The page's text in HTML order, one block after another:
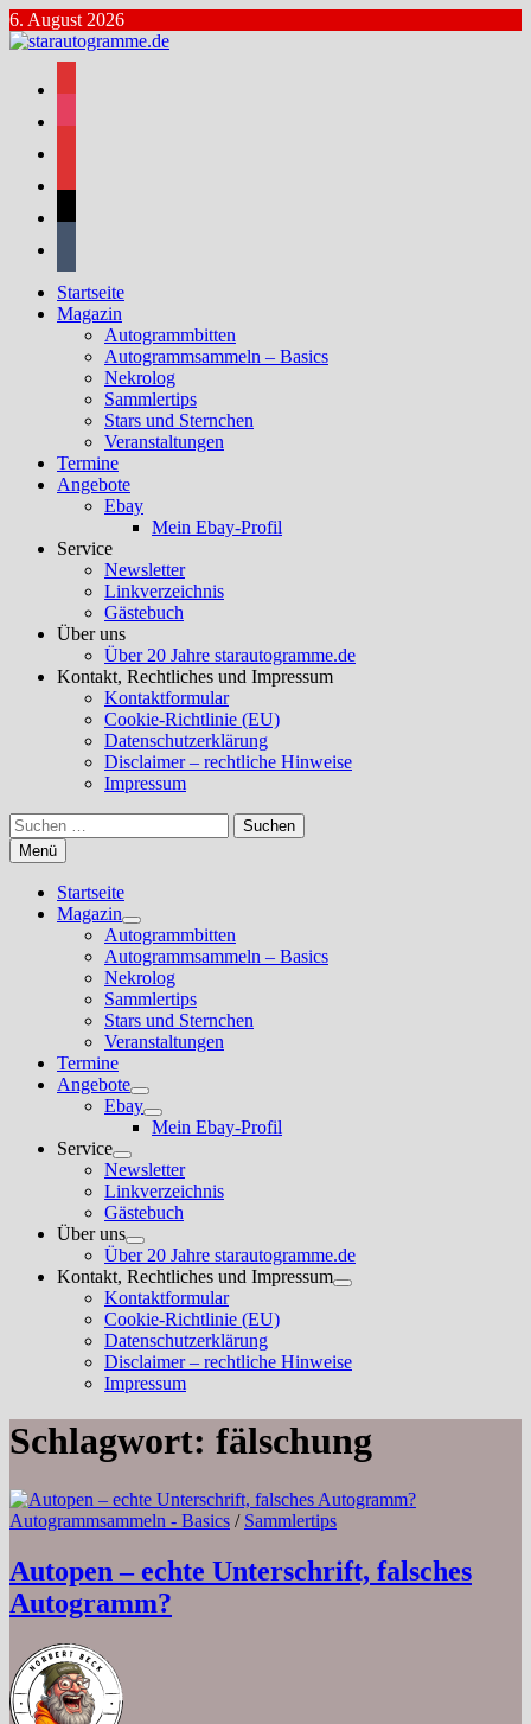
Zum
Inhalt
springen
6. August 2026
Startseite
Magazin
Autogrammbitten
Autogrammsammeln – Basics
Nekrolog
Sammlertips
Stars und Sternchen
Veranstaltungen
Termine
Angebote
Ebay
Mein Ebay-Profil
Service
Newsletter
Linkverzeichnis
Gästebuch
Über uns
Über 20 Jahre starautogramme.de
Kontakt, Rechtliches und Impressum
Kontaktformular
Cookie-Richtlinie (EU)
Datenschutzerklärung
Disclaimer – rechtliche Hinweise
Impressum
Suchen
nach:
Menü
Startseite
Magazin
Untermenü
anzeigen
Autogrammbitten
Autogrammsammeln – Basics
Nekrolog
Sammlertips
Stars und Sternchen
Veranstaltungen
Termine
Angebote
Untermenü
anzeigen
Ebay
Untermenü
anzeigen
Mein Ebay-Profil
Service
Untermenü
anzeigen
Newsletter
Linkverzeichnis
Gästebuch
Über uns
Untermenü
anzeigen
Über 20 Jahre starautogramme.de
Kontakt, Rechtliches und Impressum
Untermenü
Kontaktformular
Cookie-Richtlinie (EU)
Datenschutzerklärung
Disclaimer – rechtliche Hinweise
Impressum
Schlagwort: fälschung
Autogrammsammeln - Basics / Sammlertips
Autopen – echte Unterschrift, falsches
Autogramm?